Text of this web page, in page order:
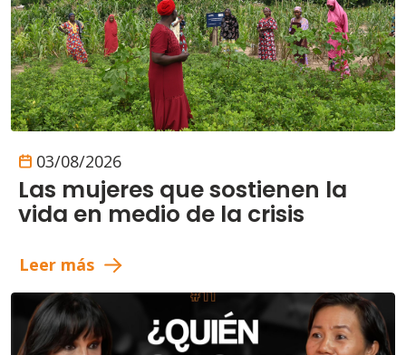
03/08/2026
Las mujeres que sostienen la
vida en medio de la crisis
Leer más